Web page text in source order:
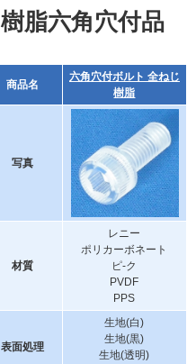
樹脂六角穴付品
商品名
六角穴付ボルト 全ねじ
樹脂
写真
材質
レニー
ポリカーボネート
ピ-ク
PVDF
PPS
表面処理
生地(白)
生地(黒)
生地(透明)